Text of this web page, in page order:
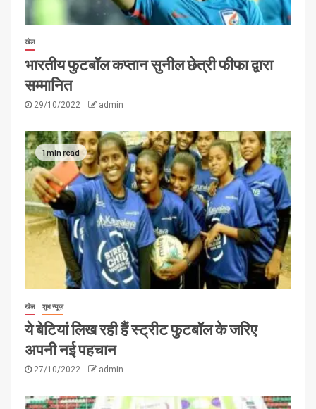
खेल
भारतीय फुटबॉल कप्तान सुनील छेत्री फीफा द्वारा
सम्मानित
29/10/2022 admin
1 min read
खेल शुभ न्यूज़
ये बेटियां लिख रही हैं स्ट्रीट फुटबॉल के जरिए
अपनी नई पहचान
27/10/2022 admin